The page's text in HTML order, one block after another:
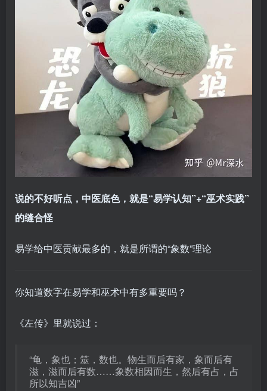
说的不好听点，中医底色，就是“易学认知”+“巫术实践”
的缝合怪
易学给中医贡献最多的，就是所谓的“象数”理论
你知道数字在易学和巫术中有多重要吗？
《左传》里就说过：
“龟，象也；筮，数也。物生而后有家，象而后有
滋，滋而后有数……象数相因而生，然后有占，占
所以知吉凶”